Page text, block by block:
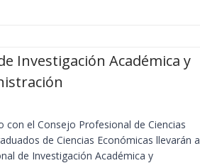
Investigación Académica y
el Consejo Profesional de Ciencias
de Ciencias Económicas llevarán a
de Investigación Académica y